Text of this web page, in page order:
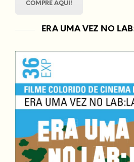
COMPRE AQUI!
ERA UMA VEZ NO